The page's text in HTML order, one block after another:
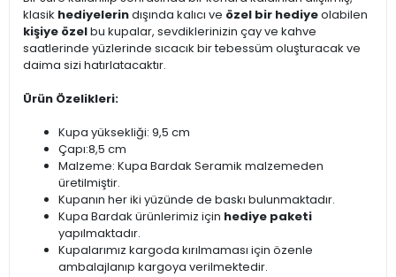
klasik hediyelerindışında kalıcı ve özel bir hediyeolabilen
kişiye özelbu kupalar, sevdiklerinizin çay ve kahve
saatlerinde yüzlerinde sıcacık bir tebessüm oluşturacak ve
daima sizi hatırlatacaktır.
Ürün Özelikleri:
Kupa yüksekliği: 9,5 cm
Çapı:8,5 cm
Malzeme: Kupa Bardak Seramik malzemeden
üretilmiştir.
Kupanın her iki yüzünde de baskı bulunmaktadır.
Kupa Bardak ürünlerimiz için hediye paketi
yapılmaktadır.
Kupalarımız kargoda kırılmaması için özenle
ambalajlanıp kargoya verilmektedir.